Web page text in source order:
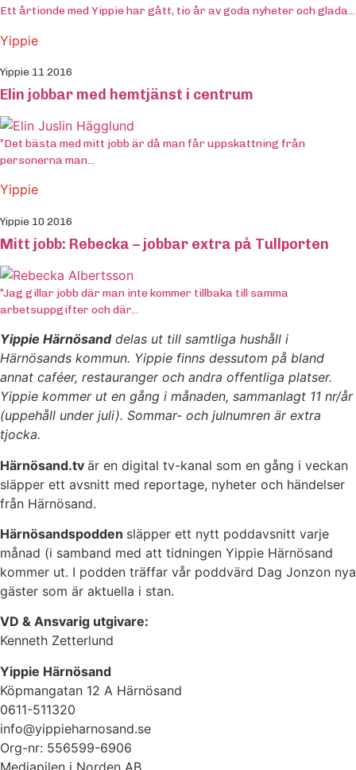
Ett årtionde med Yippie har gått, tio år av goda nyheter och glada...
Yippie
Yippie 11 2016
Elin jobbar med hemtjänst i centrum
”Det bästa med mitt jobb är då man får uppskattning från
personerna man...
Yippie
Yippie 10 2016
Mitt jobb: Rebecka – jobbar extra på Tullporten
”Jag gillar jobb där man inte kommer tillbaka till samma
arbetsuppgifter och där...
Yippie Härnösanddelas ut till samtliga hushåll i
Härnösands kommun. Yippie finns dessutom på bland
annat caféer, restauranger och andra offentliga platser.
Yippie kommer ut en gång i månaden, sammanlagt 11 nr/år
(uppehåll under juli). Sommar- och julnumren är extra
tjocka.
Härnösand.tv är en digital tv-kanal som en gång i veckan
släpper ett avsnitt med reportage, nyheter och händelser
från Härnösand.
Härnösandspodden släpper ett nytt poddavsnitt varje
månad (i samband med att tidningen Yippie Härnösand
kommer ut. I podden träffar vår poddvärd Dag Jonzon nya
gäster som är aktuella i stan.
VD & Ansvarig utgivare:
Kenneth Zetterlund
Yippie Härnösand
Köpmangatan 12 A Härnösand
0611-511320
info@yippieharnosand.se
Org-nr: 556599-6906
Mediapilen i Norden AB